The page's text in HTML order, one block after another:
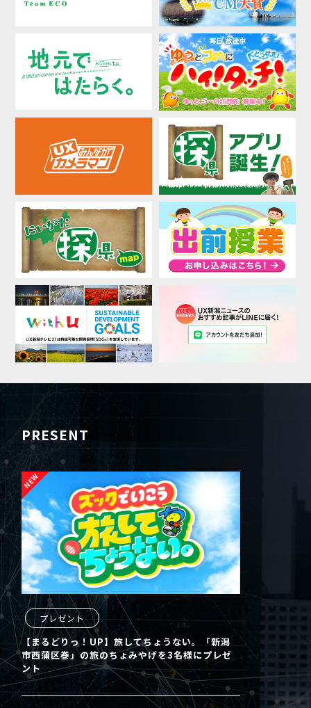
PRESENT
プレゼント
【まるどりっ！UP】旅してちょうない。「新潟
市西蒲区巻」の旅のちょみやげを3名様にプレゼ
ント